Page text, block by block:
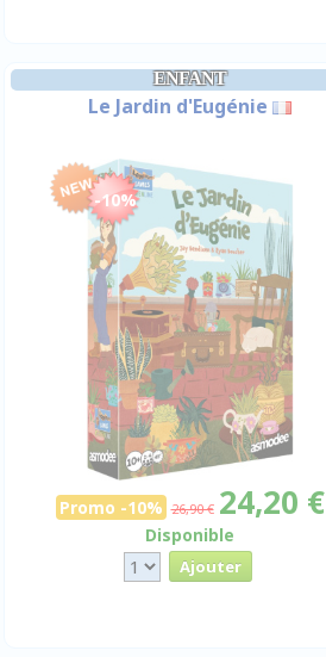
ENFANT
Le Jardin d'Eugénie
-10%
Promo -10% 26,90 € 24,20 €
Disponible